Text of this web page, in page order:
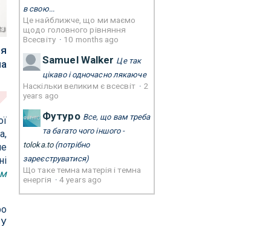
в свою...
Це найближче, що ми маємо
щодо головного рівняння
Всесвіту · 10 months ago
Samuel Walker Це так
цікаво і одночасно лякаюче
Наскільки великим є всесвіт · 2
years ago
Футуро Все, що вам треба
та багато чого іншого -
toloka.to(потрібно
зареєструватися)
Що таке темна матерія і темна
енергія ·4 years ago